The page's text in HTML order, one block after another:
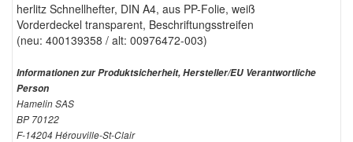
herlitz Schnellhefter, DIN A4, aus PP-Folie, weiß
Vorderdeckel transparent, Beschriftungsstreifen
(neu: 400139358 / alt: 00976472-003)
Informationen zur Produktsicherheit, Hersteller/EU Verantwortliche
Person
Hamelin SAS
BP 70122
F-14204 Hérouville-St-Clair